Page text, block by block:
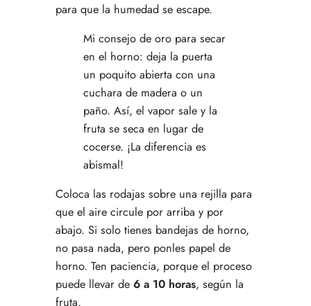
para que la humedad se escape.
Mi consejo de oro para secar
en el horno: deja la puerta
un poquito abierta con una
cuchara de madera o un
paño. Así, el vapor sale y la
fruta se seca en lugar de
cocerse. ¡La diferencia es
abismal!
Coloca las rodajas sobre una rejilla para
que el aire circule por arriba y por
abajo. Si solo tienes bandejas de horno,
no pasa nada, pero ponles papel de
horno. Ten paciencia, porque el proceso
puede llevar de 6 a 10 horas, según la
fruta.